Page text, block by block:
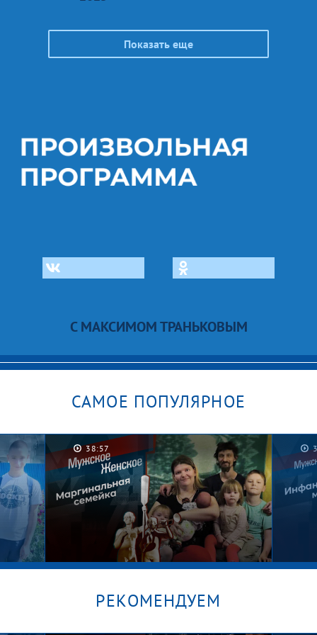
Показать еще
С МАКСИМОМ ТРАНЬКОВЫМ
САМОЕ ПОПУЛЯРНОЕ
38:57
РЕКОМЕНДУЕМ